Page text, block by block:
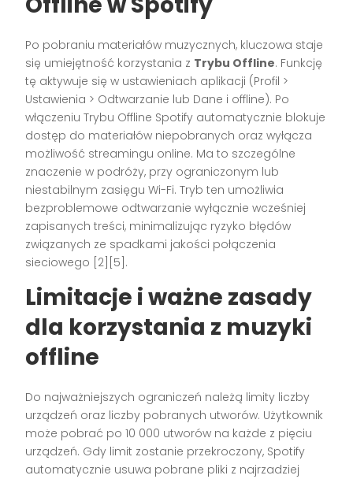
Po pobraniu materiałów muzycznych, kluczowa staje
się umiejętność korzystania z Trybu Offline. Funkcję
tę aktywuje się w ustawieniach aplikacji (Profil >
Ustawienia > Odtwarzanie lub Dane i offline). Po
włączeniu Trybu Offline Spotify automatycznie blokuje
dostęp do materiałów niepobranych oraz wyłącza
możliwość streamingu online. Ma to szczególne
znaczenie w podróży, przy ograniczonym lub
niestabilnym zasięgu Wi-Fi. Tryb ten umożliwia
bezproblemowe odtwarzanie wyłącznie wcześniej
zapisanych treści, minimalizując ryzyko błędów
związanych ze spadkami jakości połączenia
sieciowego [2][5].
Limitacje i ważne zasady
dla korzystania z muzyki
offline
Do najważniejszych ograniczeń należą limity liczby
urządzeń oraz liczby pobranych utworów. Użytkownik
może pobrać po 10 000 utworów na każde z pięciu
urządzeń. Gdy limit zostanie przekroczony, Spotify
automatycznie usuwa pobrane pliki z najrzadziej